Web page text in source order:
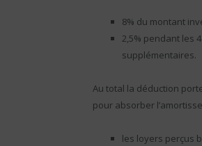
8% du montant
2,5% pendant les
supplémentaires.
Au total la déduction
pour absorber
les loyers perçus